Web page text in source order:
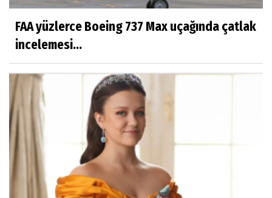
FAA yüzlerce Boeing 737 Max uçağında çatlak
incelemesi...